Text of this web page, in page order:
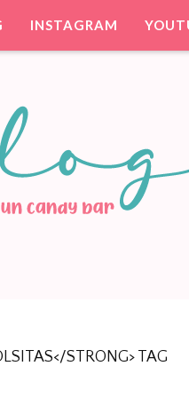
INSTAGRAM
STRONG> TAG